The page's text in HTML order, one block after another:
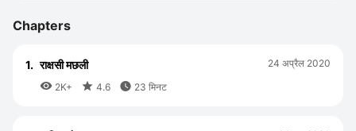
Chapters
1. राक्षसी मछली
 2K+  4.6  23 मिनट
24 अप्रैल 2020